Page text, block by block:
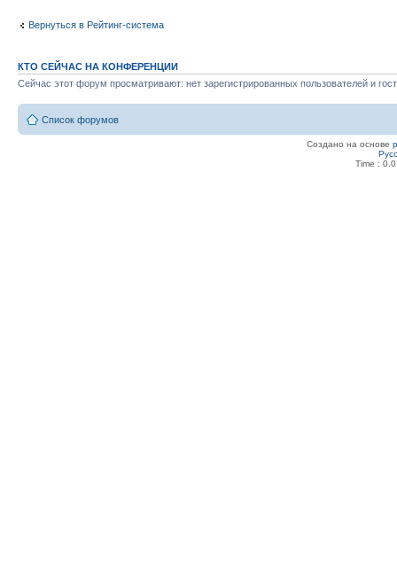
Вернуться в Рейтинг-система
КТО СЕЙЧАС НА КОНФЕРЕНЦИИ
Сейчас этот форум просматривают: нет зарегистрированных пользователей и
Список форумов
Создано на основе
Time :